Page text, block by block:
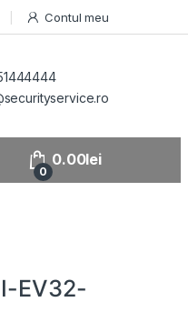
Contul meu
0
0.00lei
EV32-